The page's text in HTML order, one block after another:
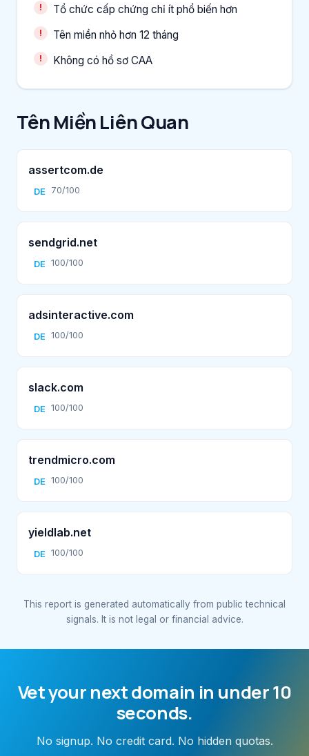
Tổ chức cấp chứng chỉ ít phổ biến hơn
Tên miền nhỏ hơn 12 tháng
Không có hồ sơ CAA
Tên Miền Liên Quan
assertcom.de
DE 70/100
sendgrid.net
DE 100/100
adsinteractive.com
DE 100/100
slack.com
DE 100/100
trendmicro.com
DE 100/100
yieldlab.net
DE 100/100
This report is generated automatically from public technical
signals. It is not legal or financial advice.
Vet your next domain in under 10
seconds.
No signup. No credit card. No hidden quotas.